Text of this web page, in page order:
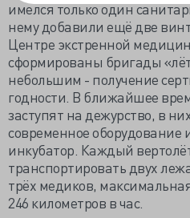
имелся только один
нему добавили ещё две
Центре экстренной
сформированы бригады
небольшим - получение
годности. В ближайшее
заступят на дежурство, в
современное оборудование
инкубатор. Каждый
транспортировать двух
трёх медиков,
246 километров в час.